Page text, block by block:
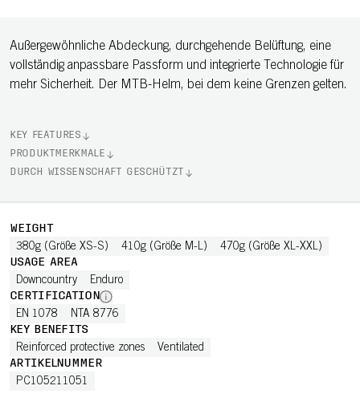
Außergewöhnliche Abdeckung, durchgehende Belüftung, eine
vollständig anpassbare Passform und integrierte Technologie für
mehr Sicherheit. Der MTB-Helm, bei dem keine Grenzen gelten.
KEY FEATURES
PRODUKTMERKMALE
DURCH WISSENSCHAFT GESCHÜTZT
WEIGHT
380g (Größe XS-S) 410g (Größe M-L) 470g (Größe XL-XXL)
USAGE AREA
Downcountry Enduro
CERTIFICATION
EN 1078 NTA 8776
KEY BENEFITS
Reinforced protective zones Ventilated
ARTIKELNUMMER
PC105211051